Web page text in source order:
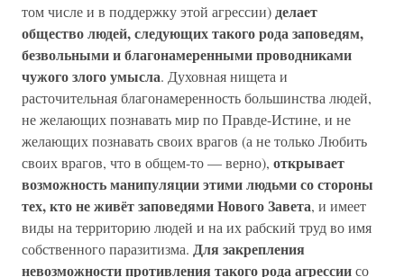
том числе и в поддержку этой агрессии)делает
общество людей, следующих такого рода заповедям,
безвольными и благонамеренными проводниками
чужого злого умысла. Духовная нищета и
расточительная благонамеренность большинства людей,
не желающих познавать мир по Правде-Истине, и не
желающих познавать своих врагов (а не только Любить
своих врагов, что в общем-то — верно), открывает
возможность манипуляции этими людьми со стороны
тех, кто не живёт заповедями Нового Завета, и имеет
виды на территорию людей и на их рабский труд во имя
собственного паразитизма. Для закрепления
невозможности противления такого рода агрессиисо